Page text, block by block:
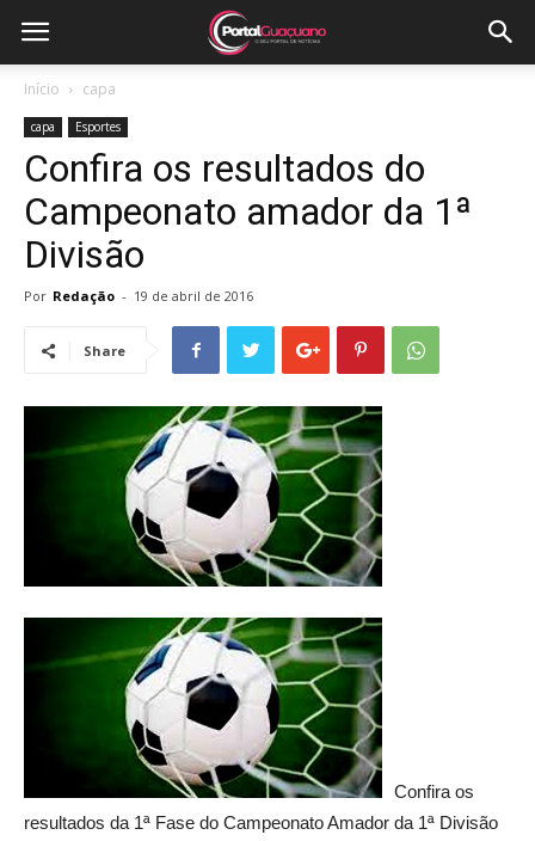
Início capa
capa Esportes
Confira os resultados do
Campeonato amador da 1ª
Divisão
Por Redação - 19 de abril de 2016
Share
Confira os
resultados da 1ª Fase do Campeonato Amador da 1ª Divisão